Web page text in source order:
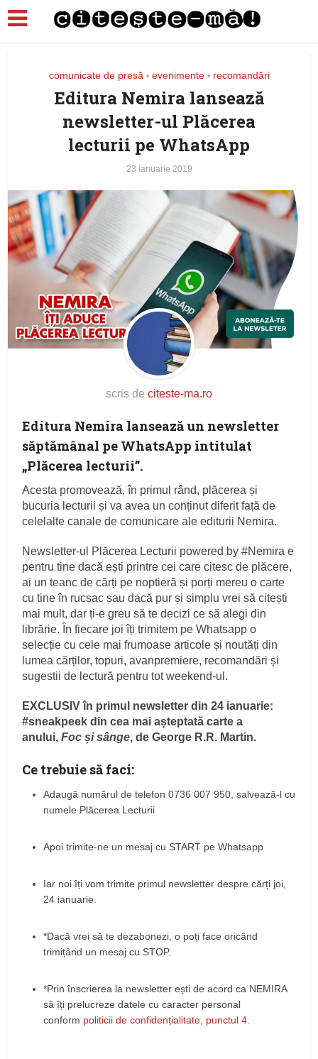
comunicate de presă • evenimente • recomandări
Editura Nemira lansează
newsletter-ul Plăcerea
lecturii pe WhatsApp
23 ianuarie 2019
scris de citeste-ma.ro
Editura Nemira lansează un newsletter
săptămânal pe WhatsApp intitulat
„Plăcerea lecturii”.
Acesta promovează, în primul rând, plăcerea și
bucuria lecturii și va avea un conținut diferit față de
celelalte canale de comunicare ale editurii Nemira.
Newsletter-ul Plăcerea Lecturii powered by #Nemira e
pentru tine dacă ești printre cei care citesc de plăcere,
ai un teanc de cărți pe noptieră și porți mereu o carte
cu tine în rucsac sau dacă pur și simplu vrei să citești
mai mult, dar ți-e greu să te decizi ce să alegi din
librărie. În fiecare joi îți trimitem pe Whatsapp o
selecție cu cele mai frumoase articole și noutăți din
lumea cărților, topuri, avanpremiere, recomandări și
sugestii de lectură pentru tot weekend-ul.
EXCLUSIV în primul newsletter din 24 ianuarie:
#sneakpeek din cea mai așteptată carte a
anului, Foc și sânge, de George R.R. Martin.
Ce trebuie să faci:
Adaugă numărul de telefon 0736 007 950, salvează-l cu
numele Plăcerea Lecturii
Apoi trimite-ne un mesaj cu START pe Whatsapp
Iar noi îți vom trimite primul newsletter despre cărți joi,
24 ianuarie.
*Dacă vrei să te dezabonezi, o poți face oricând
trimițând un mesaj cu STOP.
*Prin înscrierea la newsletter ești de acord ca NEMIRA
să îți prelucreze datele cu caracter personal
conform politicii de confidențialitate, punctul 4.